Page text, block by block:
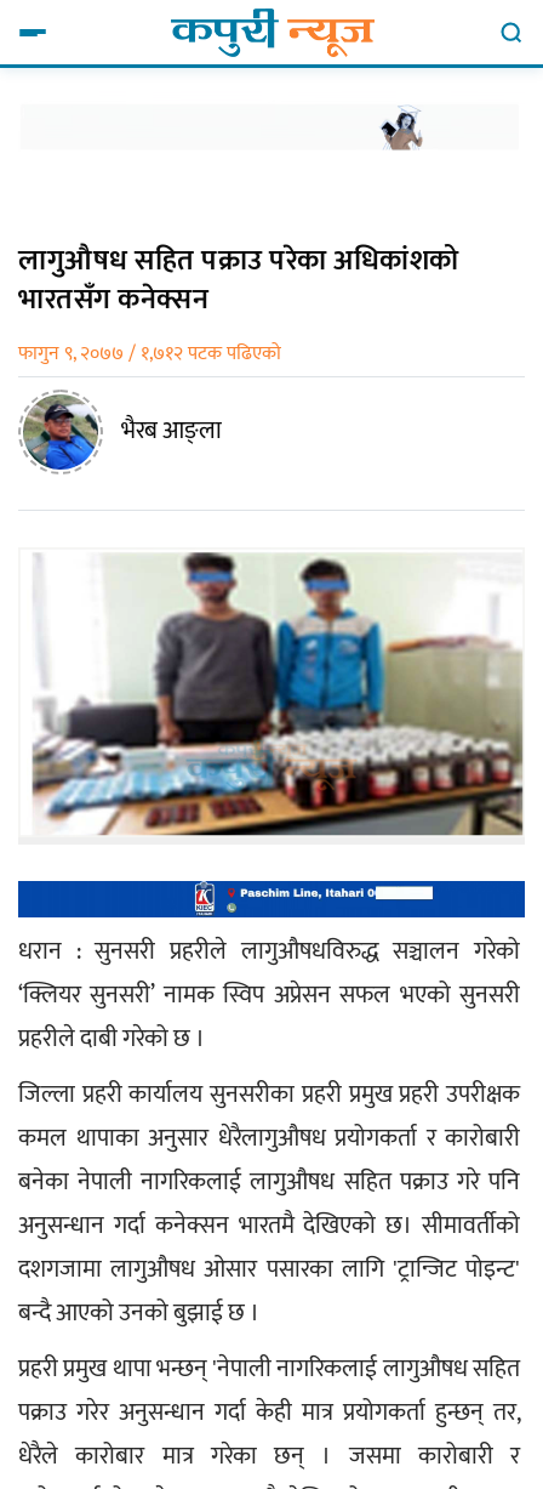
लागुऔषध सहित पक्राउ परेका अधिकांशको
भारतसँग कनेक्सन
फागुन ९, २०७७ / १,७१२ पटक पढिएको
भैरब आङ्ला
धरान : सुनसरी प्रहरीले लागुऔषधविरुद्ध सञ्चालन गरेको
‘क्लियर सुनसरी’ नामक स्विप अप्रेसन सफल भएको सुनसरी
प्रहरीले दाबी गरेको छ ।
जिल्ला प्रहरी कार्यालय सुनसरीका प्रहरी प्रमुख प्रहरी उपरीक्षक
कमल थापाका अनुसार धेरैलागुऔषध प्रयोगकर्ता र कारोबारी
बनेका नेपाली नागरिकलाई लागुऔषध सहित पक्राउ गरे पनि
अनुसन्धान गर्दा कनेक्सन भारतमै देखिएको छ। सीमावर्तीको
दशगजामा लागुऔषध ओसार पसारका लागि 'ट्रान्जिट पोइन्ट'
बन्दै आएको उनको बुझाई छ ।
प्रहरी प्रमुख थापा भन्छन् 'नेपाली नागरिकलाई लागुऔषध सहित
पक्राउ गरेर अनुसन्धान गर्दा केही मात्र प्रयोगकर्ता हुन्छन् तर,
धेरैले कारोबार मात्र गरेका छन् । जसमा कारोबारी र